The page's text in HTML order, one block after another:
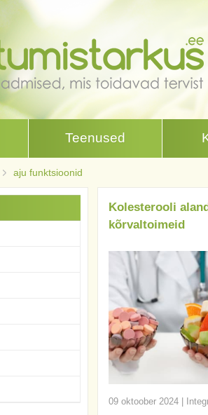
Teenused
aju funktsioonid
Kolesterooli
kõrvaltoimeid
09 oktoober 2024